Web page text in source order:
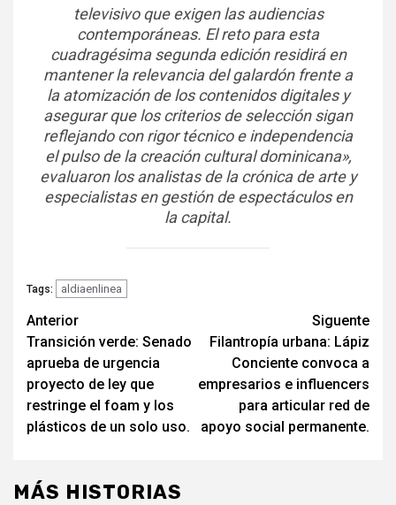
televisivo que exigen las audiencias
contemporáneas. El reto para esta
cuadragésima segunda edición residirá en
mantener la relevancia del galardón frente a
la atomización de los contenidos digitales y
asegurar que los criterios de selección sigan
reflejando con rigor técnico e independencia
el pulso de la creación cultural dominicana»,
evaluaron los analistas de la crónica de arte y
especialistas en gestión de espectáculos en
la capital.
Tags: aldiaenlinea
Navegación
de
entradas
Anterior
Transición verde: Senado
aprueba de urgencia
proyecto de ley que
restringe el foam y los
plásticos de un solo uso.
Siguente
Filantropía urbana: Lápiz
Conciente convoca a
empresarios e influencers
para articular red de
apoyo social permanente.
MÁS HISTORIAS